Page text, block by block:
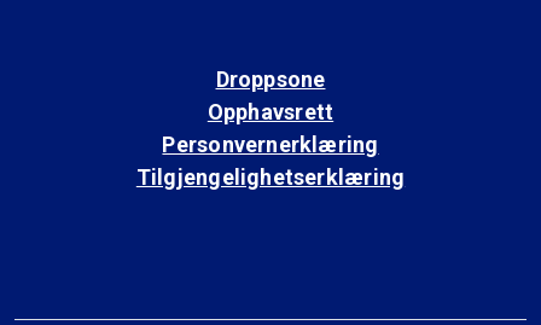
Droppsone
Opphavsrett
Personvernerklæring
Tilgjengelighetserklæring